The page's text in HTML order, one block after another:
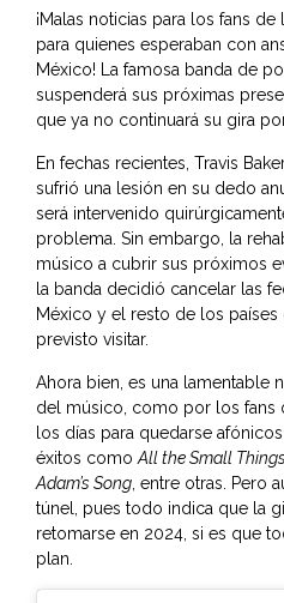
¡Malas noticias para los fans
para quienes esperaban con
México! La famosa banda de
suspenderá sus próximas
que ya no continuará su gira
En fechas recientes, Travis Baker
sufrió una lesión en su dedo
será intervenido
problema. Sin embargo, la
músico a cubrir sus próximos
la banda decidió cancelar las
México y el resto de los países
previsto visitar.
Ahora bien, es una lamentable
del músico, como por los fans
los días para quedarse
éxitos comoAll the Small
Adam’s Song, entre otras. Pero
túnel, pues todo indica que la
retomarse en 2024, si es que
plan.